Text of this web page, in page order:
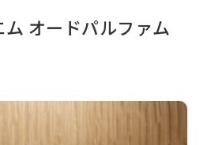
オードパルファム